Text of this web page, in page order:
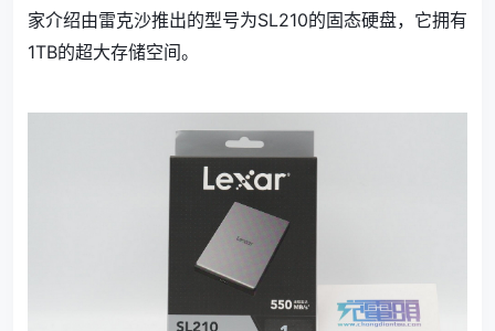
家介绍由雷克沙推出的型号为SL210的固态硬盘，它拥有
1TB的超大存储空间。